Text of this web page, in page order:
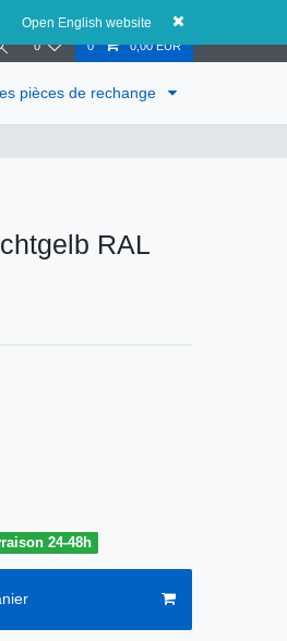
Open English website
0 0 0,00 EUR
pièces de rechange
RAL
24-48h